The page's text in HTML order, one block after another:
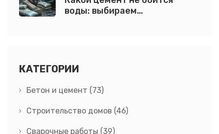
воды: выбираем
КАТЕГОРИИ
Бетон и цемент (73)
Строительство домов (46)
Сварочные работы (39)